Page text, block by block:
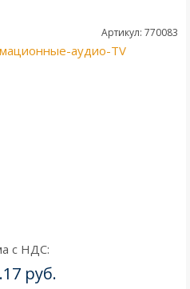
Артикул: 770083
аудио-TV
с НДС:
руб.